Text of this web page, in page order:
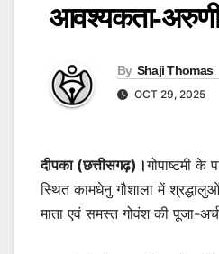
आवश्यकता-
By Shaji Thomas
OCT 29, 2025
दीपका (छत्तीसगढ़)।गोपाष्टमी
स्थित कामधेनु गौशाला में
माता एवं समस्त गोवंश की पूजा-